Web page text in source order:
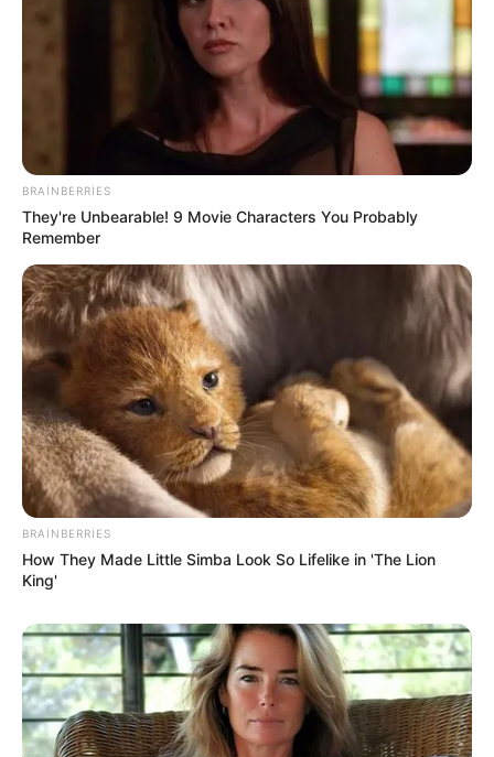
13:20 / 06 Avqust 2026
Prezidentdən "AZCON"la bağlı
MÜHÜM
FƏRMAN
65 0
BRAINBERRIES
They're Unbearable! 9 Movie Characters You Probably
Remember
BRAINBERRIES
How They Made Little Simba Look So Lifelike in 'The Lion
King'